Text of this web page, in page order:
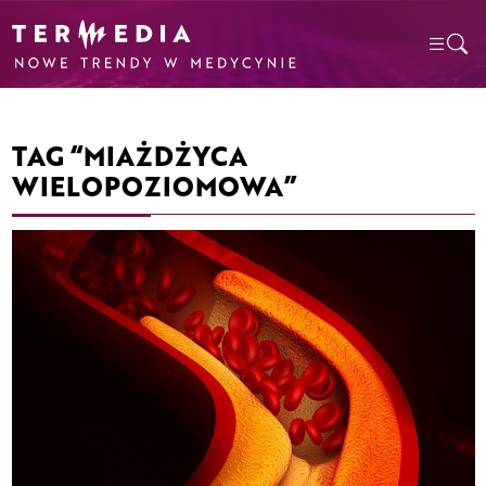
TAG “MIAŻDŻYCA
WIELOPOZIOMOWA”